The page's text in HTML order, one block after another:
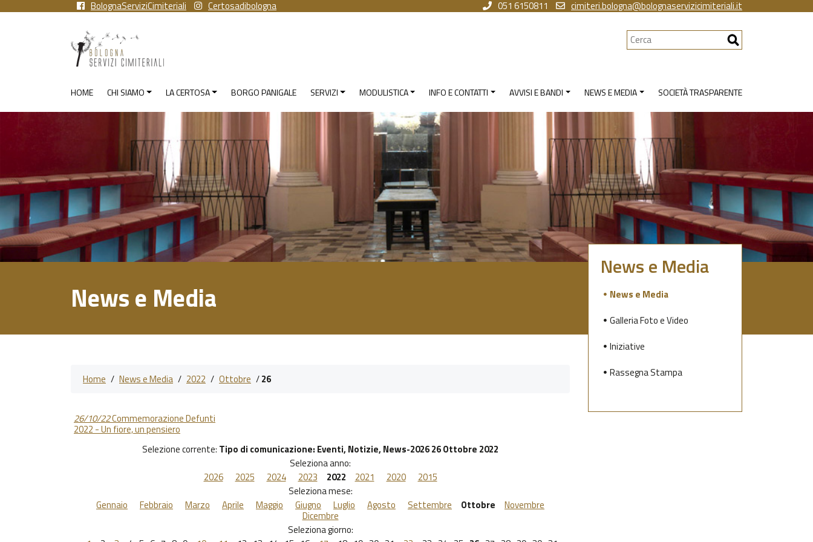
BolognaServiziCimiteriali Certosadibologna 051 6150811 cimiteri.bologna@bolognaservizicimiteriali.it
Cerca
HOME CHI SIAMO LA CERTOSA BORGO PANIGALE SERVIZI MODULISTICA INFO E CONTATTI AVVISI E BANDI NEWS E MEDIA SOCIETÀ TRASPARENTE
News e Media
Home / News e Media / 2022 / Ottobre /26
26/10/22Commemorazione Defunti
2022 - Un fiore, un pensiero
Selezione corrente: Tipo di comunicazione: Eventi, Notizie, News-2026 26 Ottobre 2022
Seleziona anno:
2026
2025 2024 2023 2022 2021 2020
2015
Seleziona mese:
Gennaio
Febbraio Marzo Aprile Maggio Giugno Luglio Agosto Settembre Ottobre Novembre
Dicembre
Seleziona giorno:
News e Media
News e Media
Galleria Foto e Video
Iniziative
Rassegna Stampa